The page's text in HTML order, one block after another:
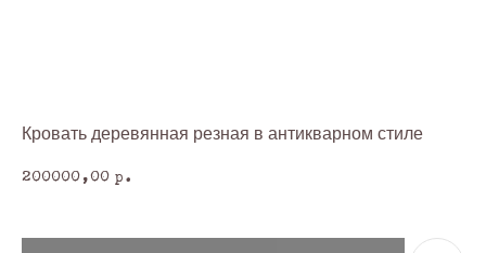
Кровать деревянная резная в антикварном стиле
200000,00 р.